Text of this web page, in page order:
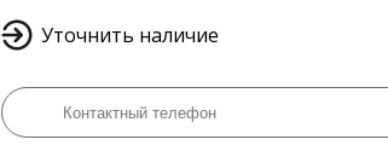
Уточнить наличие